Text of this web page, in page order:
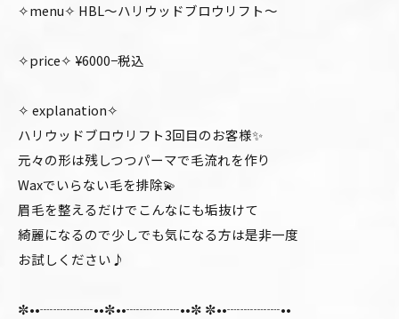
✧menu✧ HBL〜ハリウッドブロウリフト〜
✧price✧ ¥6000−税込
✧ explanation✧
ハリウッドブロウリフト3回目のお客様✨
元々の形は残しつつパーマで毛流れを作り
Waxでいらない毛を排除💫
眉毛を整えるだけでこんなにも垢抜けて
綺麗になるので少しでも気になる方は是非一度
お試しください♪
✼••┈┈┈┈••✼••┈┈┈┈••✼ ✼••┈┈┈┈••